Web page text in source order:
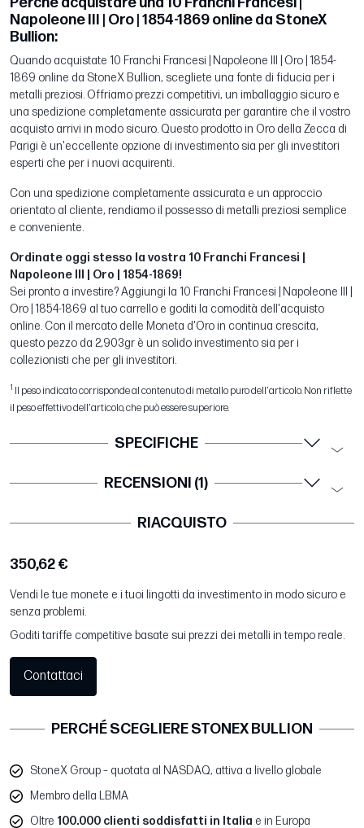
Napoleone III | Oro | 1854-1869 online da StoneX
Bullion:
Quando acquistate 10 Franchi Francesi | Napoleone III | Oro | 1854-
1869 online da StoneX Bullion, scegliete una fonte di fiducia per i
metalli preziosi. Offriamo prezzi competitivi, un imballaggio sicuro e
una spedizione completamente assicurata per garantire che il vostro
acquisto arrivi in modo sicuro. Questo prodotto in Oro della Zecca di
Parigi è un'eccellente opzione di investimento sia per gli investitori
esperti che per i nuovi acquirenti.
Con una spedizione completamente assicurata e un approccio
orientato al cliente, rendiamo il possesso di metalli preziosi semplice
e conveniente.
Ordinate oggi stesso la vostra 10 Franchi Francesi |
Napoleone III | Oro | 1854-1869!
Sei pronto a investire? Aggiungi la 10 Franchi Francesi | Napoleone III |
Oro | 1854-1869 al tuo carrello e goditi la comodità dell'acquisto
online. Con il mercato delle Moneta d'Oro in continua crescita,
questo pezzo da 2,903gr è un solido investimento sia per i
collezionisti che per gli investitori.
1
Il peso indicato corrisponde al contenuto di metallo puro dell'articolo. Non riflette
il peso effettivo dell'articolo, che può essere superiore.
SPECIFICHE
RECENSIONI (1)
RIACQUISTO
350,62 €
Vendi le tue monete e i tuoi lingotti da investimento in modo sicuro e
senza problemi.
Goditi tariffe competitive basate sui prezzi dei metalli in tempo reale.
Contattaci
PERCHÉ SCEGLIERE STONEX BULLION
StoneX Group – quotata al NASDAQ, attiva a livello globale
Membro della LBMA
Oltre 100.000 clienti soddisfatti in Italia e in Europa